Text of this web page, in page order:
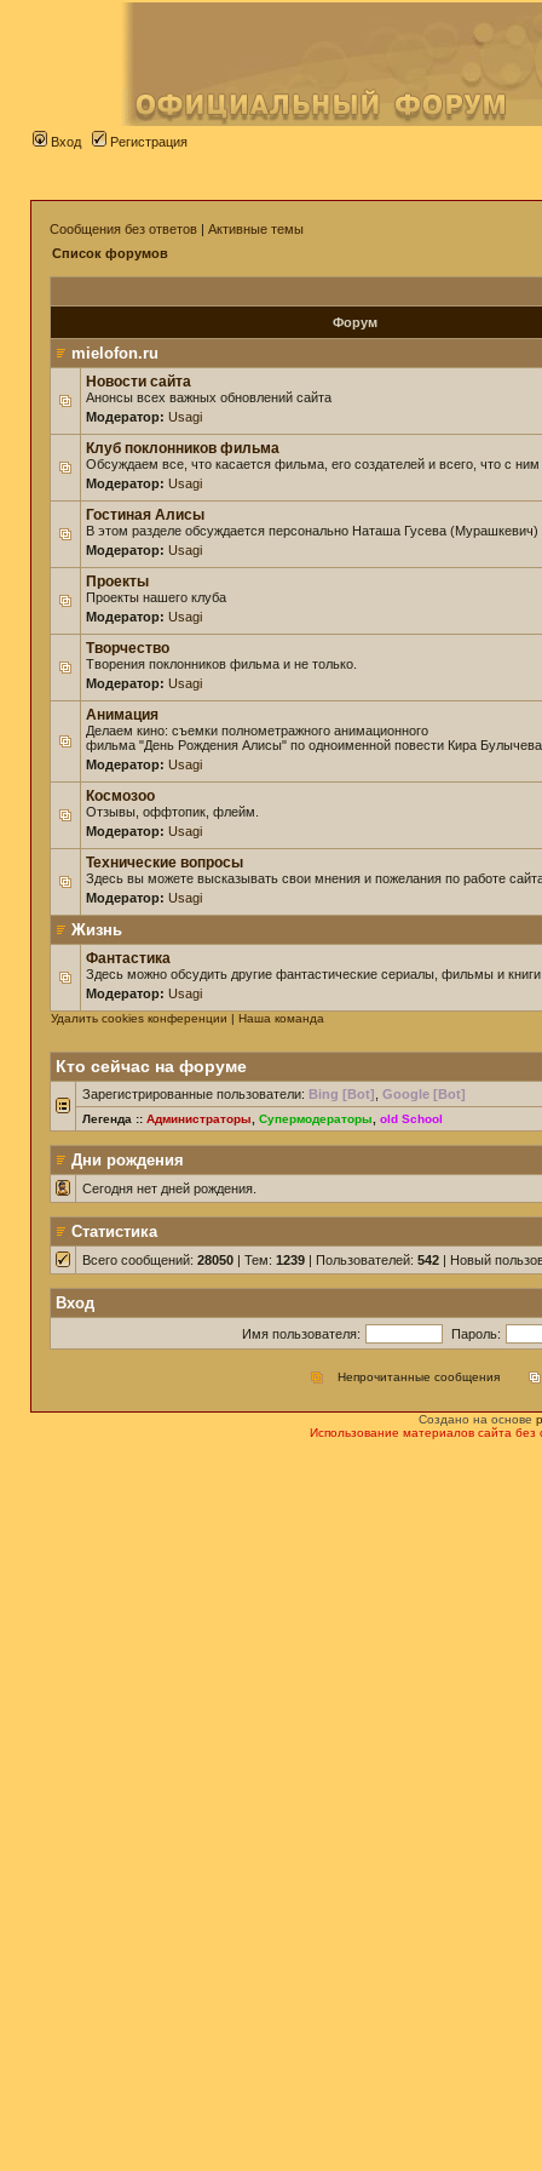
Вход Регистрация
Сообщения без ответов | Активные темы
Список форумов
Форум
mielofon.ru
Новости сайта
Анонсы всех важных обновлений сайта
Модератор: Usagi
Клуб поклонников фильма
Обсуждаем все, что касается фильма, его создателей и всего, что с ним
Модератор: Usagi
Гостиная Алисы
В этом разделе обсуждается персонально Наташа Гусева (Мурашкевич)
Модератор: Usagi
Проекты
Проекты нашего клуба
Модератор: Usagi
Творчество
Творения поклонников фильма и не только.
Модератор: Usagi
Анимация
Делаем кино: съемки полнометражного анимационного
фильма "День Рождения Алисы" по одноименной повести Кира
Модератор: Usagi
Космозоо
Отзывы, оффтопик, флейм.
Модератор: Usagi
Технические вопросы
Здесь вы можете высказывать свои мнения и пожелания по работе
Модератор: Usagi
Жизнь
Фантастика
Здесь можно обсудить другие фантастические сериалы, фильмы и
Модератор: Usagi
Удалить cookies конференции | Наша команда
Кто сейчас на форуме
Зарегистрированные пользователи: Bing [Bot] Google [Bot]
Легенда :: Администраторы Супермодераторы old School
Дни рождения
Сегодня нет дней рождения.
Статистика
Всего сообщений: 28050 | Тем: 1239 | Пользователей: 542 | Новый
Вход
Имя пользователя: Пароль:
Непрочитанные сообщения
Создано на основе
Использование материалов сайта